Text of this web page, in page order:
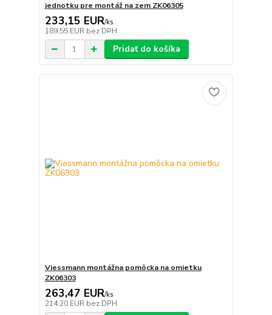
jednotku pre montáž na zem ZK06305
233,15 EUR/ks
189,55 EUR bez DPH
Pridať do košíka
Viessmann montážna pomôcka na omietku
ZK06303
263,47 EUR/ks
214,20 EUR bez DPH